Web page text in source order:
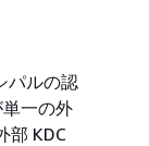
パルの認
一の外
部 KDC